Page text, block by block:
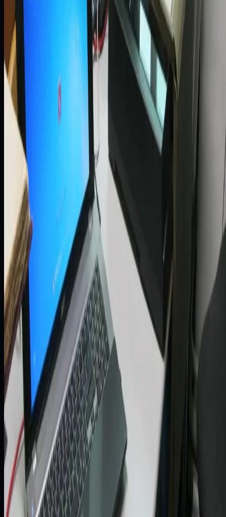
Zobacz case study
Modernizacja do Oracle Exadata X10 i
ZS9 dla większej wydajności i
skalowalności
Zobacz case study
Logistyka
Van Cargo: disaster recovery w chmurze
dla nowoczesnej logistyki
Zobacz case study
Bankowość
Replikacja w czasie rzeczywistym dla
skuteczniejszego wykrywania oszustw
Zobacz case study
Farmacja
Adamed: modernizacja środowiska IT i
migracja do platformy OLVM
Zobacz case study
Farmacja
Bezpieczna migracja do Oracle 19c bez
przestojów
Zobacz case study
Telekomunikacja
Play: bezproblemowa migracja danych z
zachowaniem ciągłości działania
Zobacz case study
Platformy danych
Integracja danych Oracle OCI i
Fabric w środowisku multicloud
Zobacz case study
Bankowość